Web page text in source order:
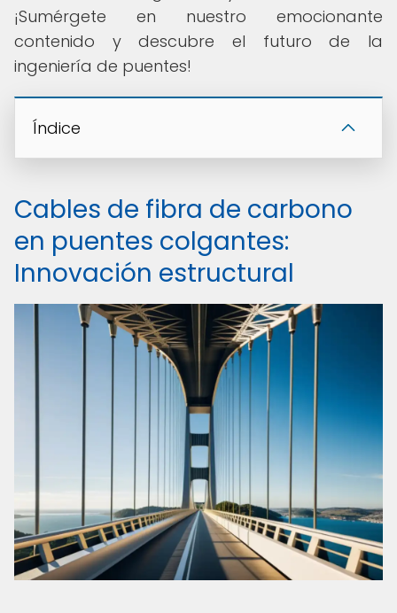
¡Sumérgete en nuestro emocionante
contenido y descubre el futuro de la
ingeniería de puentes!
Índice
Cables de fibra de carbono
en puentes colgantes:
Innovación estructural